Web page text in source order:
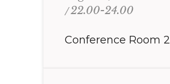
22.00-24.00
Conference Room 2